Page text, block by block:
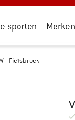
sporten Merken
- Fietsbroek